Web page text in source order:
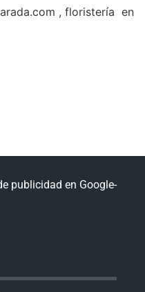
, floristería en
publicidad en Google-